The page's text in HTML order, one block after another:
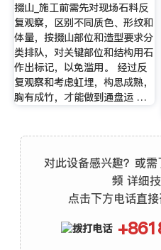
掇山_施工前需先对现场石料反
复观察，区别不同质色、形纹和
体量，按掇山部位和造型要求分
类排队，对关键部位和结构用石
作出标记，以免滥用。 经过反
复观察和考虑虹埋，构思成熟，
胸有成竹，才能做到通盘运 …
对此设备感兴趣？或
频 详细
点击下方电话直接